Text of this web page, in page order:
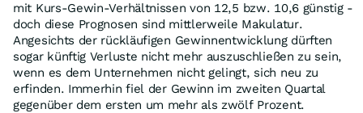
mit Kurs-Gewin-Verhältnissen von 12,5 bzw. 10,6 günstig -
doch diese Prognosen sind mittlerweile Makulatur.
Angesichts der rückläufigen Gewinnentwicklung dürften
sogar künftig Verluste nicht mehr auszuschließen zu sein,
wenn es dem Unternehmen nicht gelingt, sich neu zu
erfinden. Immerhin fiel der Gewinn im zweiten Quartal
gegenüber dem ersten um mehr als zwölf Prozent.